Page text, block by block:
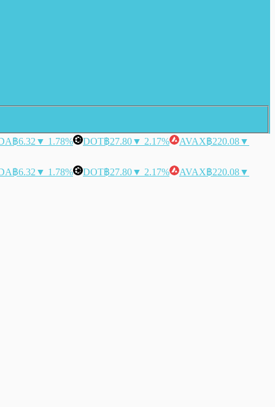
฿6.32 ▼ 1.78% DOT฿27.80▼ 2.17% AVAX฿220.08▼
฿6.32 ▼ 1.78% DOT฿27.80▼ 2.17% AVAX฿220.08▼